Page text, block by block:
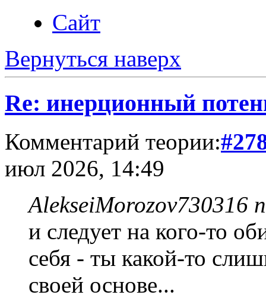
Сайт
Вернуться наверх
Re: инерционный
Комментарий теории:
июл 2026, 14:49
AlekseiMorozov730316
и следует на кого-то
себя - ты какой-то
своей основе...